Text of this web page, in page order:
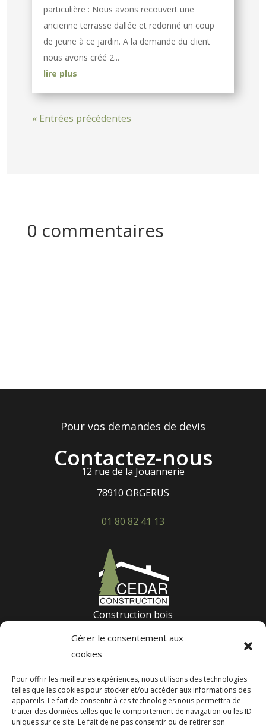
Gérer le consentement aux
cookies
Pour offrir les meilleures expériences, nous utilisons des technologies
telles que les cookies pour stocker et/ou accéder aux informations des
appareils. Le fait de consentir à ces technologies nous permettra de
traiter des données telles que le comportement de navigation ou les ID
uniques sur ce site. Le fait de ne pas consentir ou de retirer son
particulière : Nous avons recouvert une
ancienne terrasse dallée et redonné un coup
de jeune à ce jardin. A la demande du client
nous avons créé 2...
lire plus
« Entrées précédentes
0 commentaires
Pour vos demandes de devis
Contactez-nous
12 rue de la Jouannerie
78910 ORGERUS
01 80 82 41 13
Construction bois
Nos réalisations